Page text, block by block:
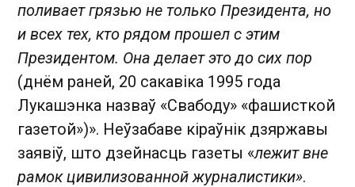
поливает грязью не только Президента, но
и всех тех, кто рядом прошел с этим
Президентом. Она делает это до сих пор
(днём раней, 20 сакавіка 1995 года
Лукашэнка назваў «Свабоду» «фашисткой
газетой»)». Неўзабаве кіраўнік дзяржавы
заявіў, што дзейнасць газеты «лежит вне
рамок цивилизованной журналистики».